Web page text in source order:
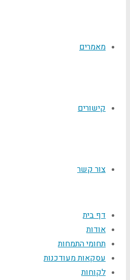
מאמרים
קישורים
צור קשר
דף בית
אודות
תחומי התמחות
עסקאות מעודכנות
לקוחות